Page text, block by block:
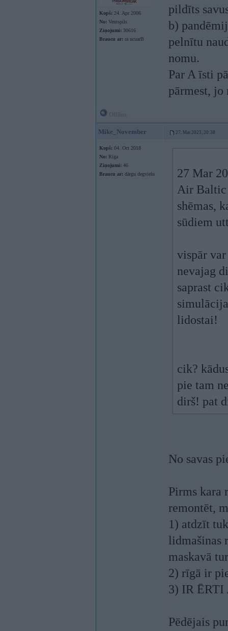
Kopš: 24. Apr 2006
No: Ventspils
Ziņojumi: 30616
Braucu ar: ra ucuarB
pildīts
b)
pelnītu
nomu.
Par A īsti
pārmest,
Mike_November 27. Mar 2023, 20:38
Kopš: 04. Oct 2018
No: Rīga
Ziņojumi: 46
Braucu ar: dārgu degvielu
27 Mar
Air Baltic
shēmas,
sūdiem
vispār
nevajag
saprast
lidostai!
cik?
pie tam
dirš! pat
No savas
Pirms kara
remontēt,
1) atdzīt
lidmašinas
maskavā
2) rīgā ir
3) IR ĒRTI
Pēdējais